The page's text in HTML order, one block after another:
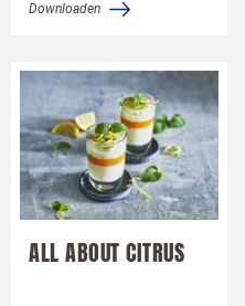
Downloaden
ALL ABOUT CITRUS